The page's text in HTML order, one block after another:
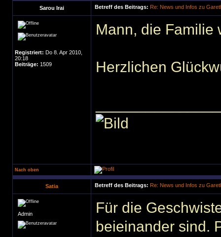
Sarou Irai Betreff des Beitrags: Re: News und Infos zu
Registriert: Do 8. Apr 2010,
20:18
Beiträge: 1509
Mann, die
Herzlichen
Nach oben
Satia Betreff des Beitrags: Re: News und Infos zu
Admin
Für die
beieinander sind.